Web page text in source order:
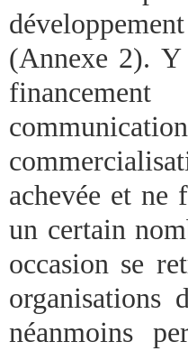
(Annexe 2). Y
achevée et ne
un certain
occasion se
organisations
néanmoins